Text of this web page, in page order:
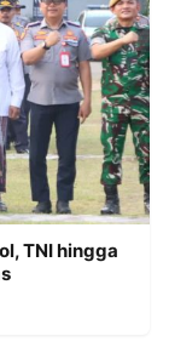
TNI hingga